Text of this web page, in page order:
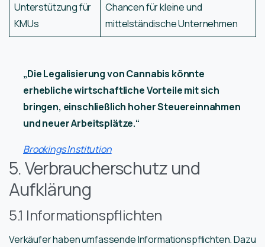
Unterstützung für
KMUs
Chancen für kleine und
mittelständische Unternehmen
„Die Legalisierung von Cannabis könnte
erhebliche wirtschaftliche Vorteile mit sich
bringen, einschließlich hoher Steuereinnahmen
und neuer Arbeitsplätze.“
Brookings Institution
5. Verbraucherschutz und
Aufklärung
5.1 Informationspflichten
Verkäufer haben umfassende Informationspflichten. Dazu